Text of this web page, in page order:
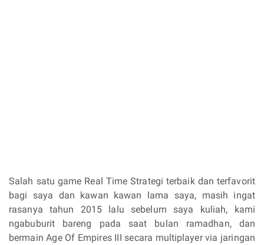
Salah satu game Real Time Strategi terbaik dan terfavorit
bagi saya dan kawan kawan lama saya, masih ingat
rasanya tahun 2015 lalu sebelum saya kuliah, kami
ngabuburit bareng pada saat bulan ramadhan, dan
bermain Age Of Empires III secara multiplayer via jaringan